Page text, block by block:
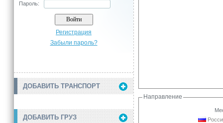
Пароль:
Регистрация
Забыли пароль?
ДОБАВИТЬ ТРАНСПОРТ
ДОБАВИТЬ ГРУЗ
Направление